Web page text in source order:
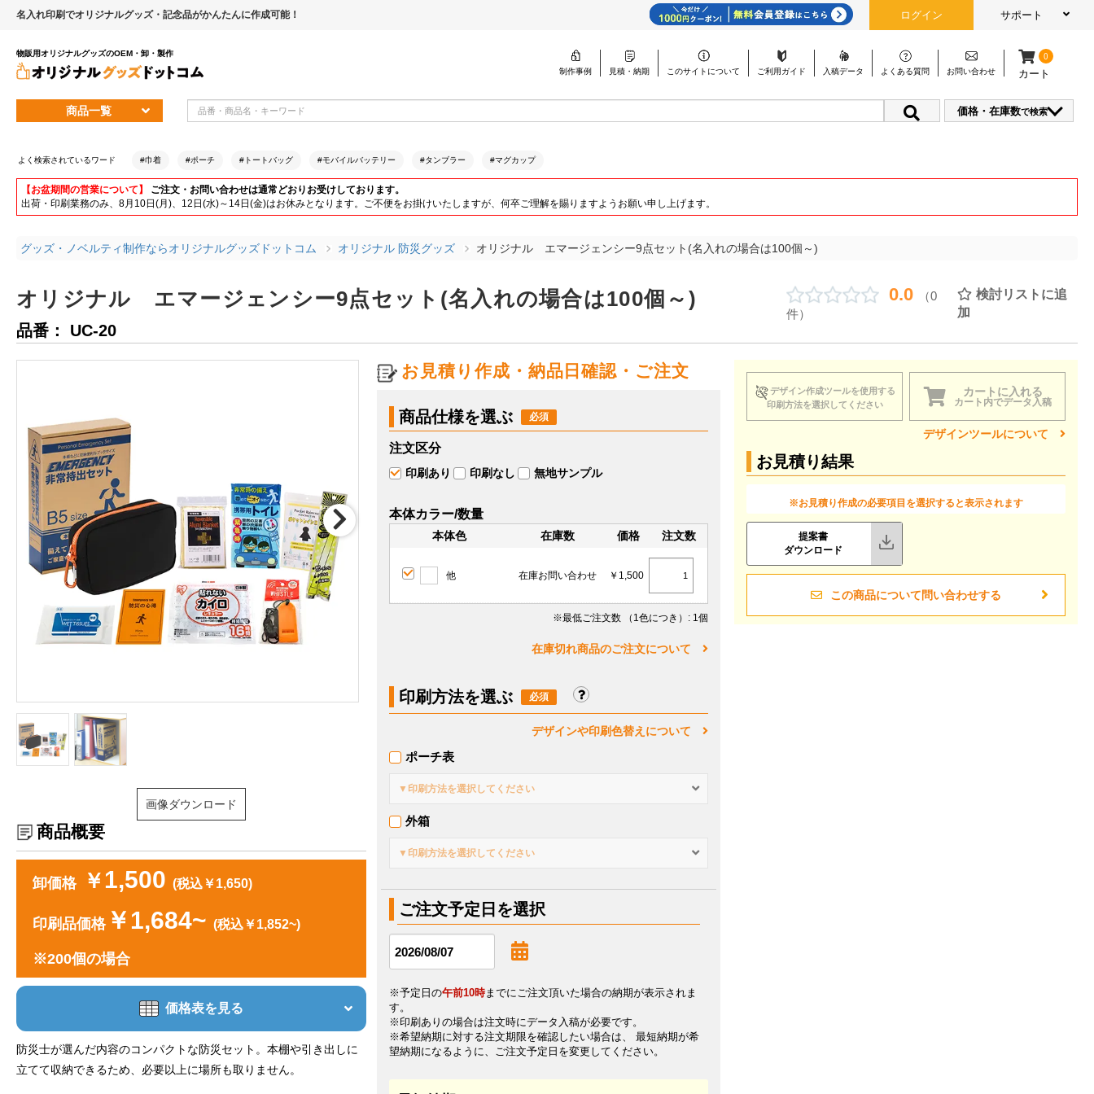
名入れ印刷でオリジナルグッズ・記念品がかんたんに作成可能！ ログイン サポート
物販用オリジナルグッズのOEM・卸・製作
制作事例
見積・納期 このサイトについて ご利用ガイド 入稿データ よくある質問 お問い合わせ
0
カート
商品一覧 価格・在庫数で検索
よく検索されているワード #巾着 #ポーチ #トートバッグ #モバイルバッテリー #タンブラー #マグカップ
【お盆期間の営業について】
ご注文・お問い合わせは通常どおりお受けしております。
出荷・印刷業務のみ、8月10日(月)、12日(水)～14日(金)はお休みとなります。ご不便をお掛けいたしますが、何卒ご理解を賜りますようお願い申し上げます。
グッズ・ノベルティ制作ならオリジナルグッズドットコム オリジナル 防災グッズ オリジナル エマージェンシー9点セット(名入れの場合は100個～)
オリジナル エマージェンシー9点セット(名入れの場合は100個～)
品番： UC-20
0.0
（0
件）
検討リストに追
加
画像ダウンロード
商品概要
卸価格 ￥1,500 (税込￥1,650)
印刷品価格￥1,684~ (税込￥1,852~)
※200個の場合
価格表を見る
防災士が選んだ内容のコンパクトな防災セット。本棚や引き出しに
立てて収納できるため、必要以上に場所も取りません。
お見積り作成・納品日確認・ご注文
商品仕様を選ぶ
注文区分
印刷あり 印刷なし 無地サンプル
本体カラー/数量
本体色 在庫数 価格 注文数
他 在庫お問い合わせ ￥1,500
※最低ご注文数 （1色につき） : 1個
在庫切れ商品のご注文について
印刷方法を選ぶ
デザインや印刷色替えについて
ポーチ表
▼印刷方法を選択してください
外箱
▼印刷方法を選択してください
ご注文予定日を選択
※予定日の午前10時までにご注文頂いた場合の納期が表示されま
す。
※印刷ありの場合は注文時にデータ入稿が必要です。
※希望納期に対する注文期限を確認したい場合は、 最短納期が希
望納期になるように、ご注文予定日を変更してください。
デザイン作成ツールを使用する
印刷方法を選択してください
カートに入れる
カート内でデータ入稿
デザインツールについて
お見積り結果
※お見積り作成の必要項目を選択すると表示されます
提案書
ダウンロード
この商品について問い合わせする